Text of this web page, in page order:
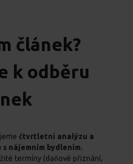
článek?
k odběru
čtvrtletní analýzu a
nájemním bydlením.
termíny (daňové přiznání,